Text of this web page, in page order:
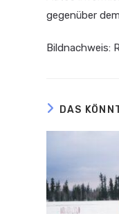
gegenüber
Bildnachweis:
DAS